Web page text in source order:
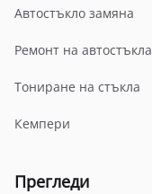
Автостъкло замяна
Ремонт на автостъкла
Тониране на стъкла
Кемпери
Прегледи